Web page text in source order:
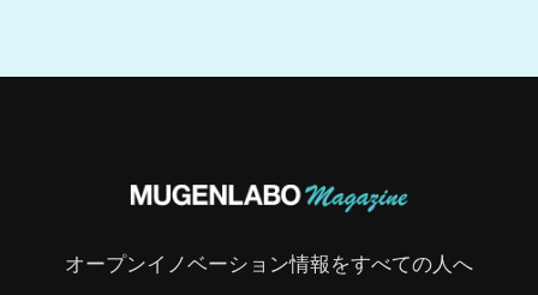
オープンイノベーション情報をすべての人へ